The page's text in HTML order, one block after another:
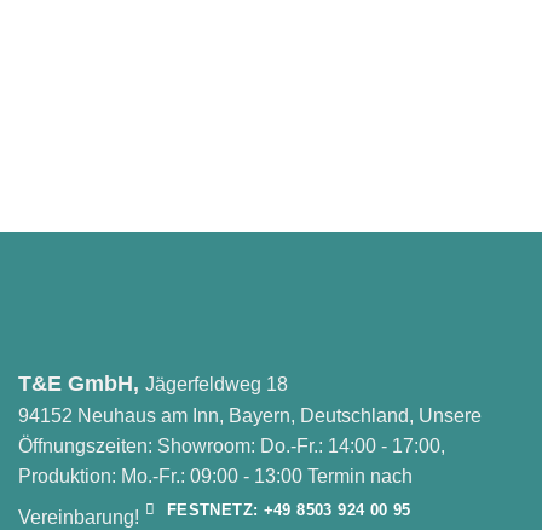
T&E GmbH, Jägerfeldweg 18
94152 Neuhaus am Inn, Bayern, Deutschland, Unsere
Öffnungszeiten: Showroom: Do.-Fr.: 14:00 - 17:00,
Produktion: Mo.-Fr.: 09:00 - 13:00 Termin nach
Vereinbarung!
FESTNETZ: +49 8503 924 00 95